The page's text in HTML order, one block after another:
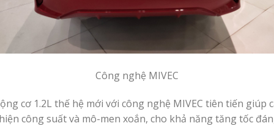
Công nghệ MIVEC
cơ 1.2L thế hệ mới với công nghệ MIVEC tiên tiến giúp
công suất và mô-men xoắn, cho khả năng tăng tốc